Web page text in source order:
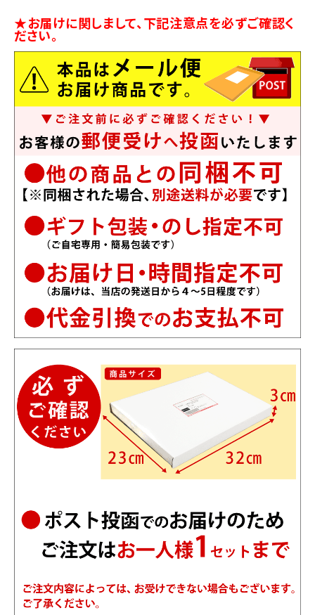
★お届けに関しまして、下記注意点を必ずご確認く
ださい。